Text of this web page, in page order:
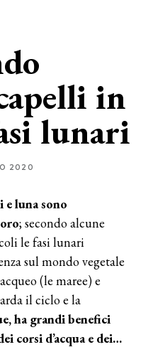
in
lunari
2020
luna sono
; secondo alcune
le fasi lunari
sul mondo vegetale
(le maree) e
il ciclo e la
ha grandi benefici
corsi d’acqua e dei…